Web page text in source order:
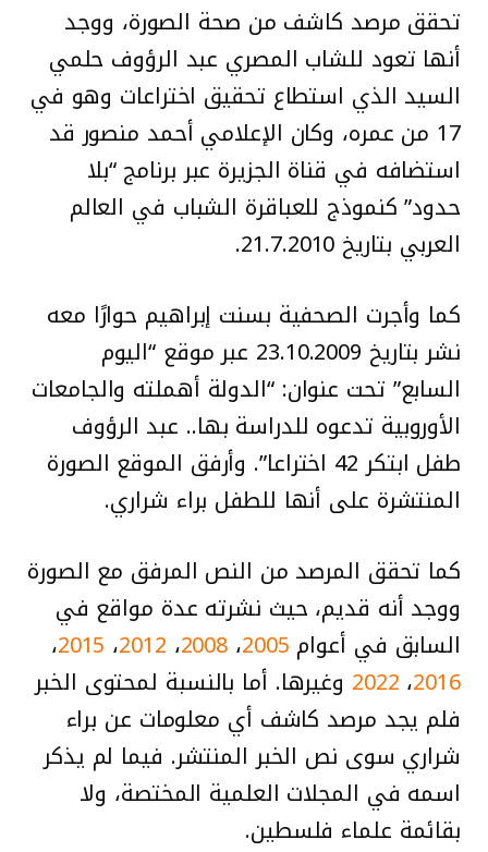
تحقق مرصد كاشف من صحة الصورة، ووجد
أنها تعود للشاب المصري عبد الرؤوف حلمي
السيد الذي استطاع تحقيق اختراعات وهو في
17 من عمره، وكان الإعلامي أحمد منصور قد
استضافه في قناة الجزيرة عبر برنامج “بلا
حدود” كنموذج للعباقرة الشباب في العالم
العربي بتاريخ 21.7.2010.
كما وأجرت الصحفية بسنت إبراهيم حوارًا معه
نشر بتاريخ 23.10.2009 عبر موقع “اليوم
السابع” تحت عنوان: “الدولة أهملته والجامعات
الأوروبية تدعوه للدراسة بها.. عبد الرؤوف
طفل ابتكر 42 اختراعا”. وأرفق الموقع الصورة
المنتشرة على أنها للطفل براء شراري.
كما تحقق المرصد من النص المرفق مع الصورة
ووجد أنه قديم، حيث نشرته عدة مواقع في
السابق في أعوام 2005، 2008، 2012، 2015،
2016، 2022 وغيرها. أما بالنسبة لمحتوى الخبر
فلم يجد مرصد كاشف أي معلومات عن براء
شراري سوى نص الخبر المنتشر. فيما لم يذكر
اسمه في المجلات العلمية المختصة، ولا
بقائمة علماء فلسطين.